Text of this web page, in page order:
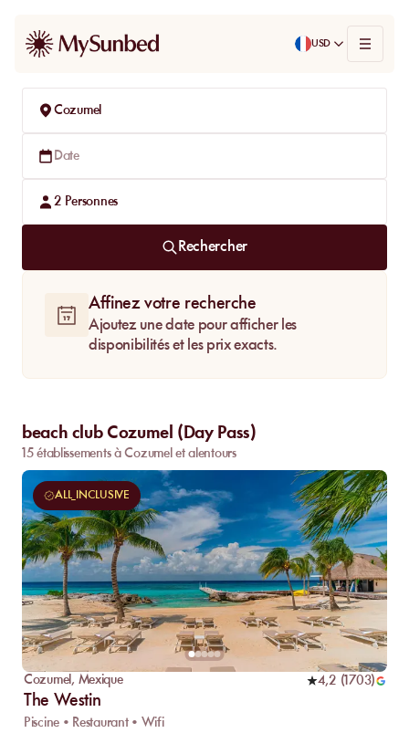
USD
Cozumel
Date
2 Personnes
Rechercher
Affinez votre recherche
Ajoutez une date pour afficher les
disponibilités et les prix exacts.
beach club Cozumel (Day Pass)
15 établissements à Cozumel et alentours
ALL_INCLUSIVE
Cozumel, Mexique 4,2 (1703)
The Westin
Piscine • Restaurant • Wifi